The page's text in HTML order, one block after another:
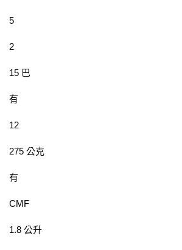
5
2
15 巴
有
12
275 公克
有
CMF
1.8 公升